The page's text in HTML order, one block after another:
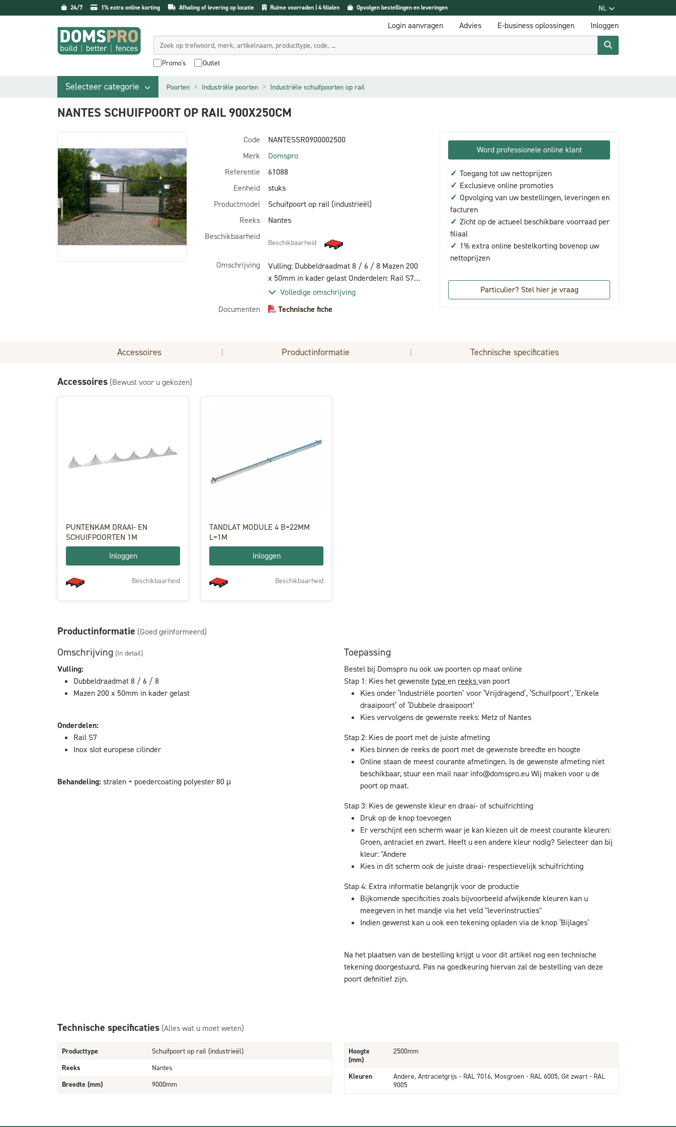
24/7 1% extra online korting Afhaling of levering op locatie Ruime voorraden | 4 filialen Opvolgen bestellingen en leveringen NL
Login aanvragen Advies E-business oplossingen Inloggen
Promo's Outlet
Selecteer categorie Poorten Industriële poorten Industriële schuifpoorten op rail
NANTES SCHUIFPOORT OP RAIL 900X250CM
Code
NANTESSR0900002500
Merk
Domspro
Referentie
61088
Eenheid
stuks
Productmodel
Schuifpoort op rail (industrieël)
Reeks
Nantes
Beschikbaarheid
Beschikbaarheid
Omschrijving
Vulling: Dubbeldraadmat 8 / 6 / 8 Mazen 200
x 50mm in kader gelast Onderdelen: Rail S7
Inox slot europese cilinder Behandeling:
Volledige omschrijving
Documenten
Technische fiche
Word professionele online klant
✓ Toegang tot uw nettoprijzen
✓ Exclusieve online promoties
✓ Opvolging van uw bestellingen, leveringen en
facturen
✓ Zicht op de actueel beschikbare voorraad per
filiaal
✓ 1% extra online bestelkorting bovenop uw
nettoprijzen
Particulier? Stel hier je vraag
Accessoires | Productinformatie | Technische specificaties
Accessoires (Bewust voor u gekozen)
PUNTENKAM DRAAI- EN
SCHUIFPOORTEN 1M
Inloggen
Beschikbaarheid
TANDLAT MODULE 4 B=22MM
L=1M
Inloggen
Beschikbaarheid
Productinformatie (Goed geïnformeerd)
Omschrijving (In detail)
Vulling:
Dubbeldraadmat 8 / 6 / 8
Mazen 200 x 50mm in kader gelast
Onderdelen:
Rail S7
Inox slot europese cilinder
Behandeling:stralen + poedercoating polyester 80 μ
Toepassing
Bestel bij Domspro nu ook uw poorten op maat online
Stap 1: Kies het gewenste type en reeksvan poort
Kies onder ‘Industriële poorten’ voor ‘Vrijdragend’, ‘Schuifpoort’, ‘Enkele
draaipoort’ of ‘Dubbele draaipoort’
Kies vervolgens de gewenste reeks: Metz of Nantes
Stap 2: Kies de poort met de juiste afmeting
Kies binnen de reeks de poort met de gewenste breedte en hoogte
Online staan de meest courante afmetingen. Is de gewenste afmeting niet
beschikbaar, stuur een mail naar info@domspro.euWij maken voor u de
poort op maat.
Stap 3: Kies de gewenste kleur en draai- of schuifrichting
Druk op de knop toevoegen
Er verschijnt een scherm waar je kan kiezen uit de meest courante kleuren:
Groen, antraciet en zwart. Heeft u een andere kleur nodig? Selecteer dan bij
kleur: "Andere
Kies in dit scherm ook de juiste draai- respectievelijk schuifrichting
Stap 4: Extra informatie belangrijk voor de productie
Bijkomende specificities zoals bijvoorbeeld afwijkende kleuren kan u
meegeven in het mandje via het veld "leverinstructies"
Indien gewenst kan u ook een tekening opladen via de knop ‘Bijlages’
Na het plaatsen van de bestelling krijgt u voor dit artikel nog een technische
tekening doorgestuurd. Pas na goedkeuring hiervan zal de bestelling van deze
poort definitief zijn.
Technische specificaties (Alles wat u moet weten)
Producttype
Schuifpoort op rail (industrieël)
Reeks
Nantes
Breedte (mm)
9000mm
Hoogte
(mm)
2500mm
Kleuren
Andere, Antracietgrijs - RAL 7016, Mosgroen - RAL 6005, Git zwart - RAL
9005